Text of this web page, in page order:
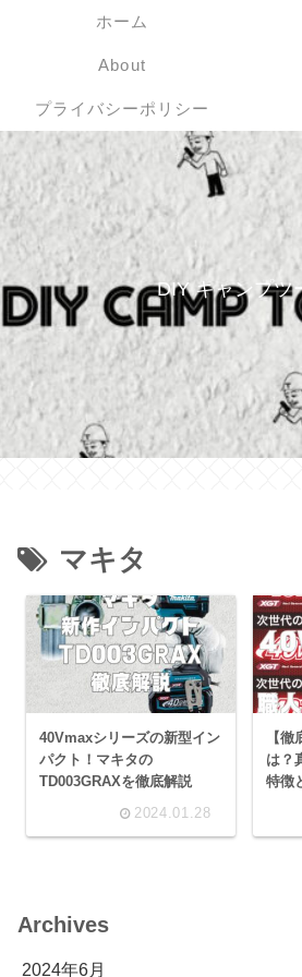
DIY キャンプツ
ホーム
About
プライバシーポリシー
マキタ
40Vmaxシリーズの新型イン
パクト！マキタの
TD003GRAXを徹底解説
2024.01.28
【
は？
特徴
Archives
2024年6月